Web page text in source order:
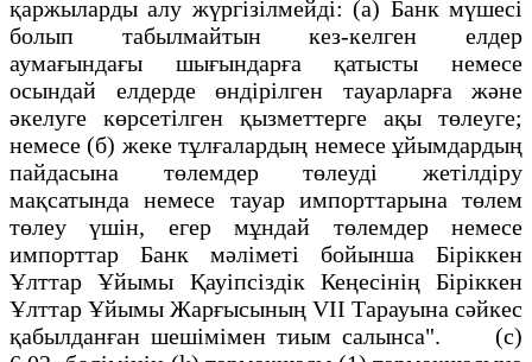
қаржыларды алу жүргiзiлмейдi: (a) Банк мүшесi
болып табылмайтын кез-келген елдер
аумағындағы шығындарға қатысты немесе
осындай елдерде өндiрiлген тауарларға және
әкелуге көрсетiлген қызметтерге ақы төлеуге;
немесе (б) жеке тұлғалардың немесе ұйымдардың
пайдасына төлемдер төлеудi жетiлдiру
мақсатында немесе тауар импорттарына төлем
төлеу үшiн, егер мұндай төлемдер немесе
импорттар Банк мәлiметi бойынша Бiрiккен
Ұлттар Ұйымы Қауiпсiздiк Кеңесiнiң Бiрiккен
Ұлттар Ұйымы Жарғысының VII Тарауына сәйкес
қабылданған шешiмiмен тиым салынса". (c)